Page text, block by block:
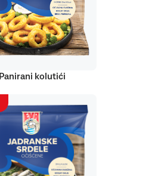
Panirani kolutići